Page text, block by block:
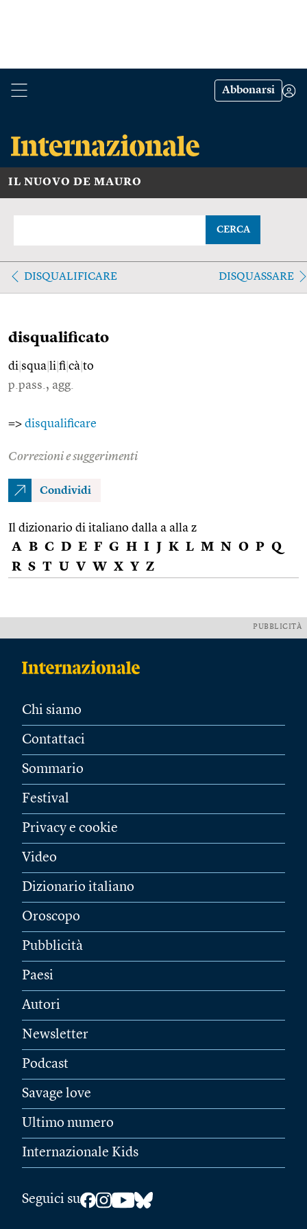
Abbonarsi
IL NUOVO DE MAURO
CERCA
DISQUALIFICARE DISQUASSARE
disqualificato
di squa li fi cà to
p.pass., agg.
=> disqualificare
Correzioni e suggerimenti
Condividi
Il dizionario di italiano dalla a alla z
A B C D E F G H I J K L M N O P Q
R S T U V W X Y Z
PUBBLICITÀ
Chi siamo
Contattaci
Sommario
Festival
Privacy e cookie
Video
Dizionario italiano
Oroscopo
Pubblicità
Paesi
Autori
Newsletter
Podcast
Savage love
Ultimo numero
Internazionale Kids
Seguici su